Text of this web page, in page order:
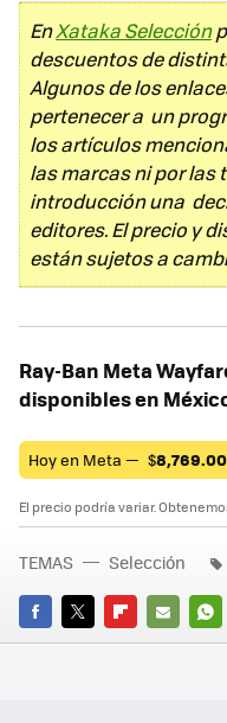
EnXataka Selección
descuentos de
Algunos de los
pertenecer a un
los artículos
las marcas ni por las
introducción una
editores. El precio y
están sujetos a
Ray-Ban Meta
disponibles en
Hoy en Meta — $8,769.00
El precio podría variar.
FACEBOOK
TWITTERFLIPBOARD
E-
TEMAS Selección